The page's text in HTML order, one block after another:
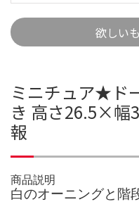
欲しい
ミニチュア★ド
き 高さ26.5×幅
報
商品説明
白のオーニングと階